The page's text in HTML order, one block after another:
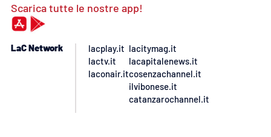
Scarica tutte le nostre app!
LaC Network
lacplay.it
lactv.it
laconair.it
lacitymag.it
lacapitalenews.it
cosenzachannel.it
ilvibonese.it
catanzarochannel.it